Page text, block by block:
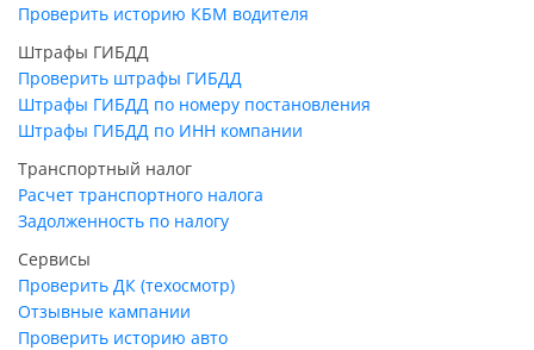
Проверить историю КБМ водителя
Штрафы ГИБДД
Проверить штрафы ГИБДД
Штрафы ГИБДД по номеру постановления
Штрафы ГИБДД по ИНН компании
Транспортный налог
Расчет транспортного налога
Задолженность по налогу
Сервисы
Проверить ДК (техосмотр)
Отзывные кампании
Проверить историю авто